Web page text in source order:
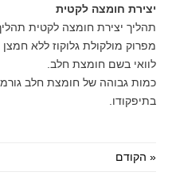
יצירת חומצה לקטית
תהליך יצירת חומצה לקטית
לוואי בשם חומצת חלב.
כמות גבוהה של חומצת חלב
בתיפקודו.
« הקודם